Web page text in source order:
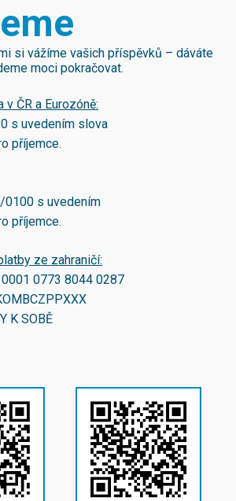
si vážíme vašich příspěvků – dáváte
moci pokračovat.
ČR a Eurozóně:
s uvedením slova
příjemce.
0100 s uvedením
příjemce.
ze zahraničí:
0773 8044 0287
K SOBĚ